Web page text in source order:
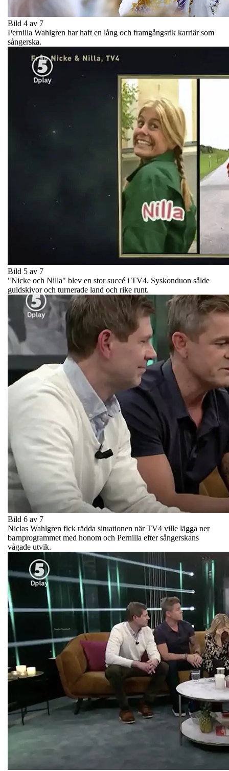
Bild 4 av 7
Pernilla Wahlgren har haft en lång och framgångsrik karriär som
sångerska.
Bild 5 av 7
"Nicke och Nilla" blev en stor succé i TV4. Syskonduon sålde
guldskivor och turnerade land och rike runt.
Bild 6 av 7
Niclas Wahlgren fick rädda situationen när TV4 ville lägga ner
barnprogrammet med honom och Pernilla efter sångerskans
vågade utvik.